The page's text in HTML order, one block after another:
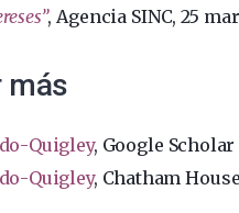
, Agencia SINC, 25
más
Quigley, Google Scholar
Quigley, Chatham House